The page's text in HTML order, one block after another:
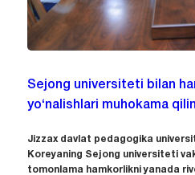
Sejong universiteti bilan
yo‘nalishlari muhokama
Jizzax davlat pedagogika
Koreyaning Sejong universiteti
tomonlama hamkorlikni yanada